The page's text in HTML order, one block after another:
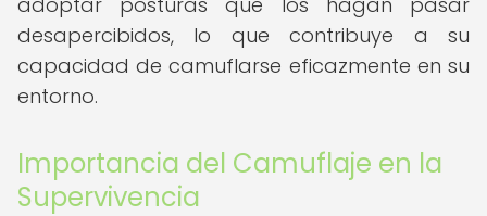
desapercibidos, lo que contribuye a su
capacidad de camuflarse eficazmente en su
entorno.
Importancia del Camuflaje en la
Supervivencia